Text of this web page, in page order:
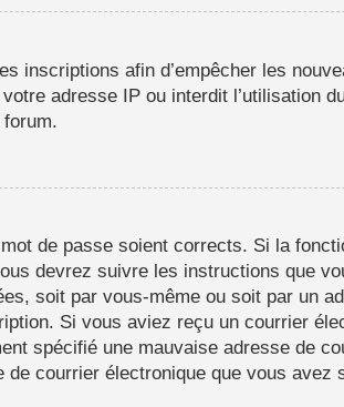
inscriptions afin d’empêcher les
adresse IP ou interdit l’utilisation
de passe soient corrects. Si la
devrez suivre les instructions que
soit par vous-même ou soit par un
Si vous aviez reçu un courrier
spécifié une mauvaise adresse de
courrier électronique que vous